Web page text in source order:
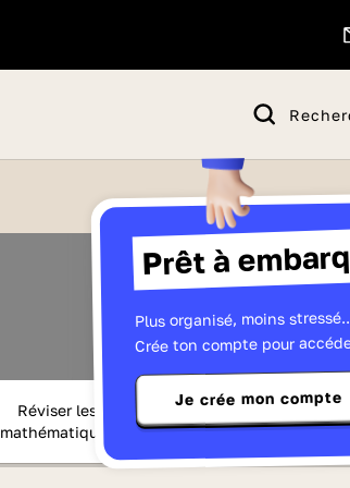
Prêt à
Plus organisé, moins
Crée ton compte pour
Je crée mon compte
Anglais
Quiz ton Bac
Réviser les
mathématiques
Sujets et corrigés du
bac 2026